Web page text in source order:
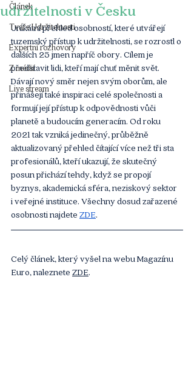
Článek
Tváře Udržitelnosti
Expertní rozhovory
Z médií
Live stream
udržitelnosti v Česku
Unikátní přehled osobností, které utvářejí
tuzemský přístup k udržitelnosti, se rozrostl o
dalších 25 jmen napříč obory. Cílem je
představit lidi, kteří mají chuť měnit svět.
Dávají nový směr nejen svým oborům, ale
přinášejí také inspiraci celé společnosti a
formují její přístup k odpovědnosti vůči
planetě a budoucím generacím. Od roku
2021 tak vzniká jedinečný, průběžně
aktualizovaný přehled čítající více než tři sta
profesionálů, kteří ukazují, že skutečný
posun přichází tehdy, když se propojí
byznys, akademická sféra, neziskový sektor
i veřejné instituce. Všechny dosud zařazené
osobnosti najdete ZDE.
Celý článek, který vyšel na webu Magazínu
Euro, naleznete ZDE.